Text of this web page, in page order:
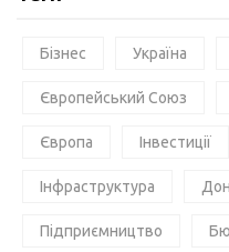
Бізнес Україна
Європейський Союз
Європа Інвестиції
Інфраструктура
Підприємництво